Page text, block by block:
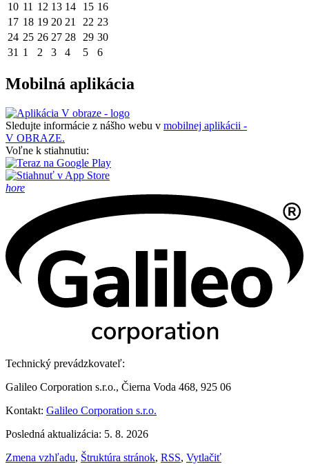
10 11 12 13 14 15 16
17 18 19 20 21 22 23
24 25 26 27 28 29 30
31 1 2 3 4 5 6
Mobilná aplikácia
Sledujte informácie z nášho webu v mobilnej aplikácii -
V OBRAZE.
Voľne k stiahnutiu:
hore
Technický prevádzkovateľ:
Galileo Corporation s.r.o., Čierna Voda 468, 925 06
Kontakt: Galileo Corporation s.r.o.
Posledná aktualizácia: 5. 8. 2026
Zmena vzhľadu, Štruktúra stránok, RSS, Vytlačiť